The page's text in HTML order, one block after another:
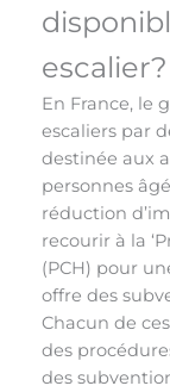
escalier?
En France, le
escaliers par
destinée aux
personnes
réduction
recourir à la
(PCH) pour
offre des
Chacun de
des
des